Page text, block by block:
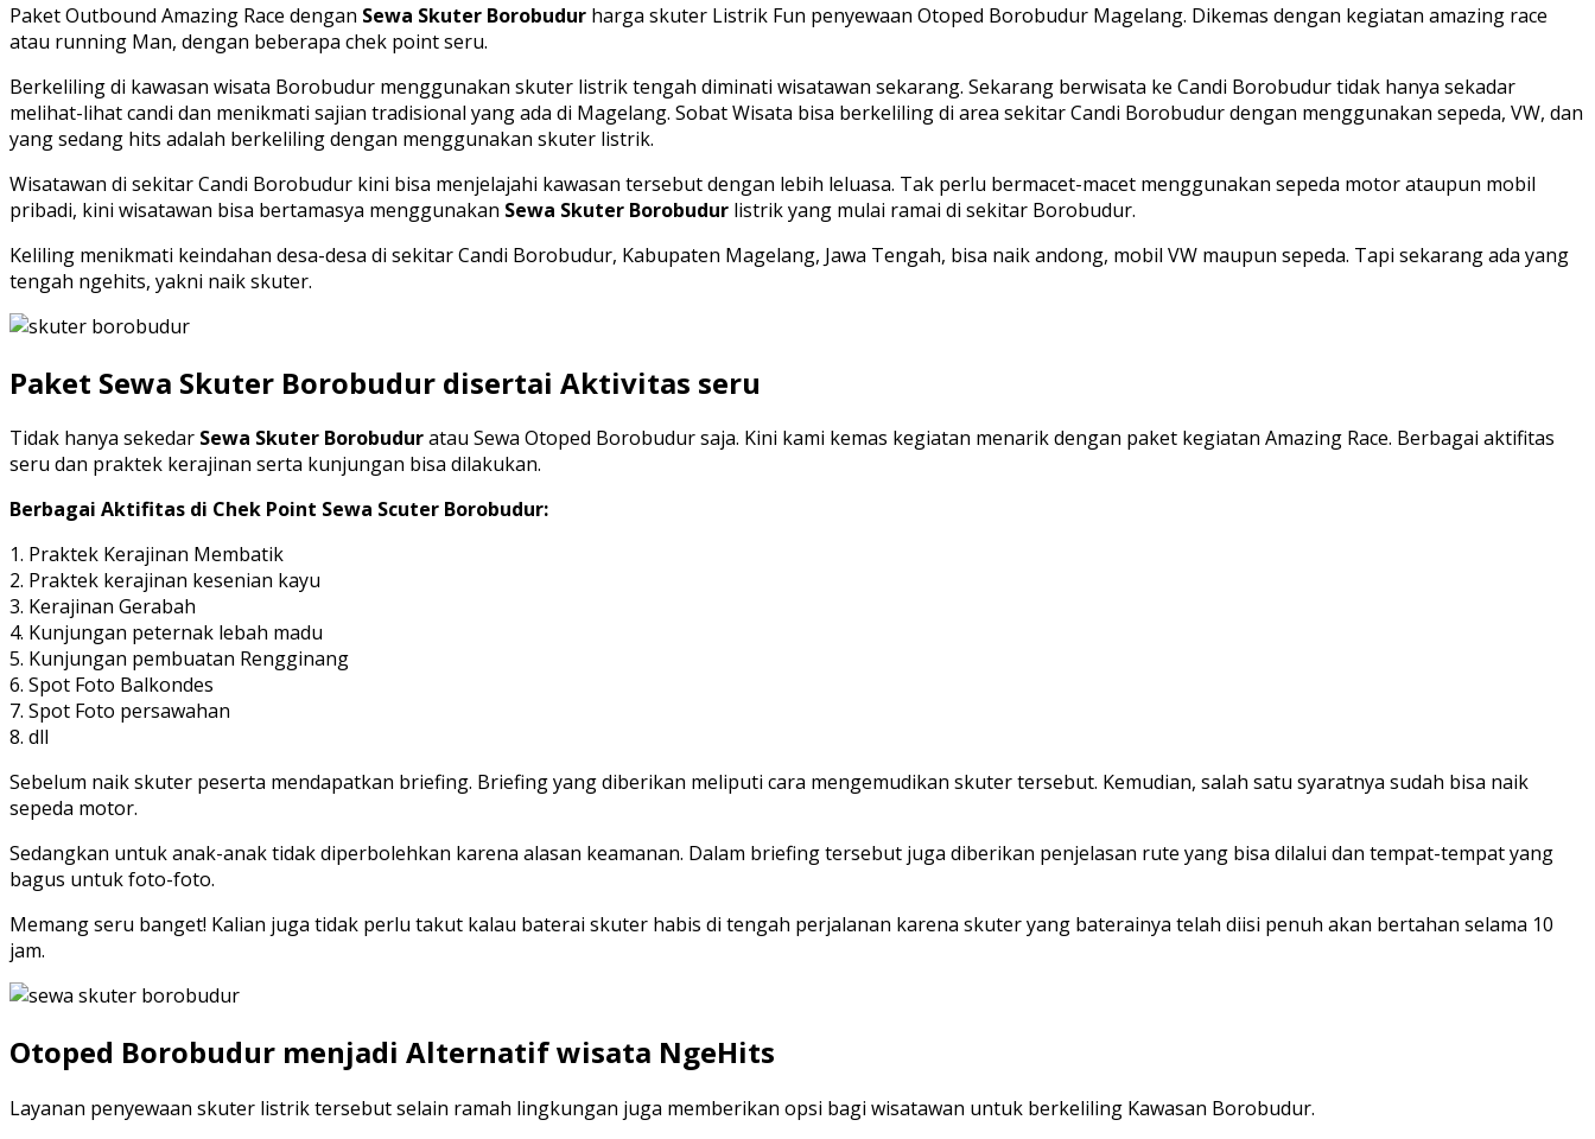
Paket Outbound Amazing Race dengan Sewa Skuter Borobudur harga skuter Listrik Fun penyewaan Otoped Borobudur Magelang. Dikemas dengan kegiatan amazing race
atau running Man, dengan beberapa chek point seru.
Berkeliling di kawasan wisata Borobudur menggunakan skuter listrik tengah diminati wisatawan sekarang. Sekarang berwisata ke Candi Borobudur tidak hanya sekadar
melihat-lihat candi dan menikmati sajian tradisional yang ada di Magelang. Sobat Wisata bisa berkeliling di area sekitar Candi Borobudur dengan menggunakan sepeda, VW, dan
yang sedang hits adalah berkeliling dengan menggunakan skuter listrik.
Wisatawan di sekitar Candi Borobudur kini bisa menjelajahi kawasan tersebut dengan lebih leluasa. Tak perlu bermacet-macet menggunakan sepeda motor ataupun mobil
pribadi, kini wisatawan bisa bertamasya menggunakan Sewa Skuter Borobudur listrik yang mulai ramai di sekitar Borobudur.
Keliling menikmati keindahan desa-desa di sekitar Candi Borobudur, Kabupaten Magelang, Jawa Tengah, bisa naik andong, mobil VW maupun sepeda. Tapi sekarang ada yang
tengah ngehits, yakni naik skuter.
Paket Sewa Skuter Borobudur disertai Aktivitas seru
Tidak hanya sekedar Sewa Skuter Borobuduratau Sewa Otoped Borobudur saja. Kini kami kemas kegiatan menarik dengan paket kegiatan Amazing Race. Berbagai aktifitas
seru dan praktek kerajinan serta kunjungan bisa dilakukan.
Berbagai Aktifitas di Chek Point Sewa Scuter Borobudur:
1. Praktek Kerajinan Membatik
2. Praktek kerajinan kesenian kayu
3. Kerajinan Gerabah
4. Kunjungan peternak lebah madu
5. Kunjungan pembuatan Rengginang
6. Spot Foto Balkondes
7. Spot Foto persawahan
8. dll
Sebelum naik skuter peserta mendapatkan briefing. Briefing yang diberikan meliputi cara mengemudikan skuter tersebut. Kemudian, salah satu syaratnya sudah bisa naik
sepeda motor.
Sedangkan untuk anak-anak tidak diperbolehkan karena alasan keamanan. Dalam briefing tersebut juga diberikan penjelasan rute yang bisa dilalui dan tempat-tempat yang
bagus untuk foto-foto.
Memang seru banget! Kalian juga tidak perlu takut kalau baterai skuter habis di tengah perjalanan karena skuter yang baterainya telah diisi penuh akan bertahan selama 10
jam.
Otoped Borobudur menjadi Alternatif wisata NgeHits
Layanan penyewaan skuter listrik tersebut selain ramah lingkungan juga memberikan opsi bagi wisatawan untuk berkeliling Kawasan Borobudur.